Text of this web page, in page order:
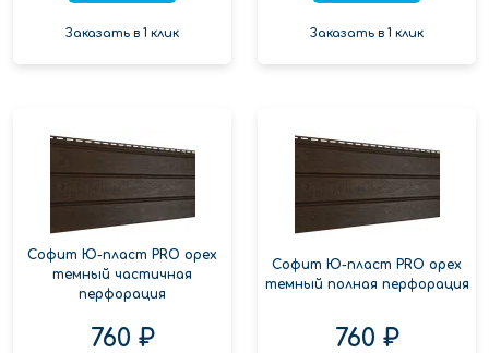
Заказать в 1 клик Заказать в 1 клик
Софит Ю-пласт PRO орех
темный частичная
перфорация
760 ₽
Софит Ю-пласт PRO орех
темный полная перфорация
760 ₽